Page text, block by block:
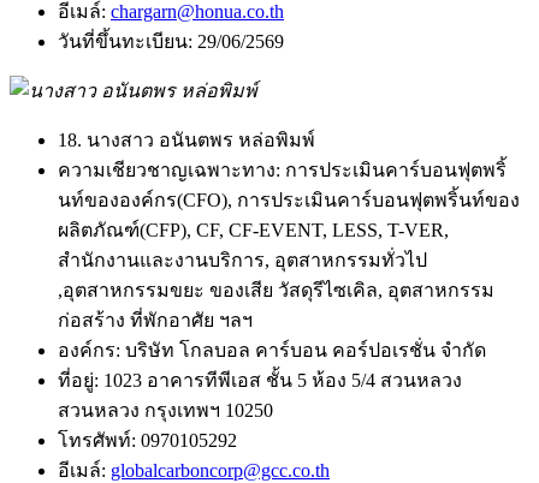
อีเมล์: chargarn@honua.co.th
วันที่ขึ้นทะเบียน: 29/06/2569
18. นางสาว อนันตพร หล่อพิมพ์
ความเชียวชาญเฉพาะทาง: การประเมินคาร์บอนฟุตพริ้
นท์ขององค์กร(CFO), การประเมินคาร์บอนฟุตพริ้นท์ของ
ผลิตภัณฑ์(CFP), CF, CF-EVENT, LESS, T-VER,
สำนักงานและงานบริการ, อุตสาหกรรมทั่วไป
,อุตสาหกรรมขยะ ของเสีย วัสดุรีไซเคิล, อุตสาหกรรม
ก่อสร้าง ที่พักอาศัย ฯลฯ
องค์กร: บริษัท โกลบอล คาร์บอน คอร์ปอเรชั่น จำกัด
ที่อยู่: 1023 อาคารทีพีเอส ชั้น 5 ห้อง 5/4 สวนหลวง
สวนหลวง กรุงเทพฯ 10250
โทรศัพท์: 0970105292
อีเมล์: globalcarboncorp@gcc.co.th